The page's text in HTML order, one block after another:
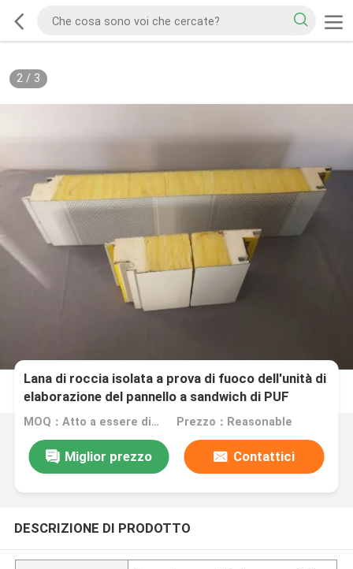
2/ 3
Lana di roccia isolata a prova di fuoco dell'unità di
elaborazione del pannello a sandwich di PUF
25mm
MOQ：Atto a essere discusso Prezzo：Reasonable
Miglior prezzo Contattici
DESCRIZIONE DI PRODOTTO